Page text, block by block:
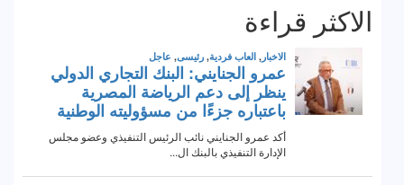
الاكثر قراءة